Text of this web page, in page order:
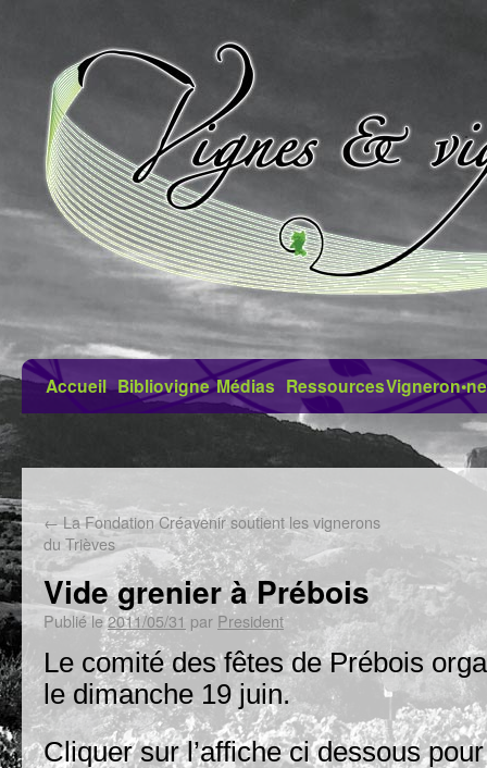
Accueil Bibliovigne Médias Ressources
←La Fondation Créavenir soutient les vignerons
du Trièves
Vide grenier à Prébois
Publié le2011/05/31 par President
Le comité des fêtes de Prébois
le dimanche 19 juin.
Cliquer sur l’affiche ci dessous